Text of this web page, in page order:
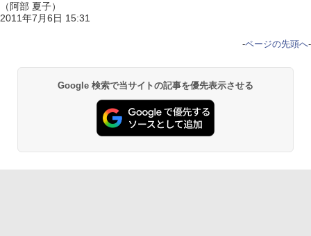
（阿部 夏子）
2011年7月6日 15:31
-ページの先頭へ-
Google 検索で当サイトの記事を優先表示させる